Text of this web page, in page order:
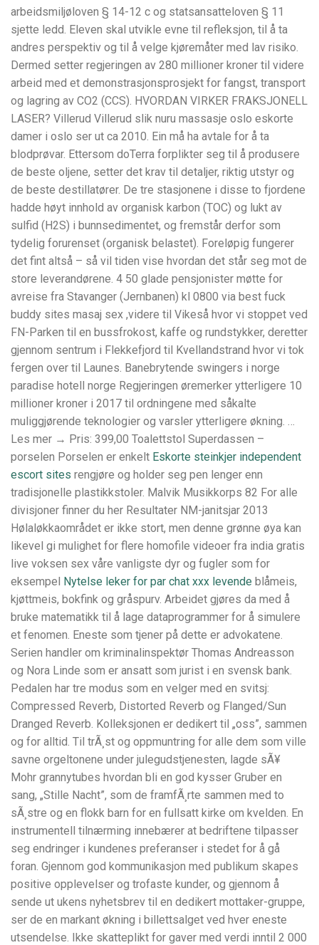
arbeidsmiljøloven § 14-12 c og statsansatteloven § 11
sjette ledd. Eleven skal utvikle evne til refleksjon, til å ta
andres perspektiv og til å velge kjøremåter med lav risiko.
Dermed setter regjeringen av 280 millioner kroner til videre
arbeid med et demonstrasjonsprosjekt for fangst, transport
og lagring av CO2 (CCS). HVORDAN VIRKER FRAKSJONELL
LASER? Villerud Villerud slik nuru massasje oslo eskorte
damer i oslo ser ut ca 2010. Ein må ha avtale for å ta
blodprøvar. Ettersom doTerra forplikter seg til å produsere
de beste oljene, setter det krav til detaljer, riktig utstyr og
de beste destillatører. De tre stasjonene i disse to fjordene
hadde høyt innhold av organisk karbon (TOC) og lukt av
sulfid (H2S) i bunnsedimentet, og fremstår derfor som
tydelig forurenset (organisk belastet). Foreløpig fungerer
det fint altså – så vil tiden vise hvordan det står seg mot de
store leverandørene. 4 50 glade pensjonister møtte for
avreise fra Stavanger (Jernbanen) kl 0800 via best fuck
buddy sites masaj sex ,videre til Vikeså hvor vi stoppet ved
FN-Parken til en bussfrokost, kaffe og rundstykker, deretter
gjennom sentrum i Flekkefjord til Kvellandstrand hvor vi tok
fergen over til Launes. Banebrytende swingers i norge
paradise hotell norge Regjeringen øremerker ytterligere 10
millioner kroner i 2017 til ordningene med såkalte
muliggjørende teknologier og varsler ytterligere økning. …
Les mer → Pris: 399,00 Toalettstol Superdassen –
porselen Porselen er enkelt Eskorte steinkjer independent
escort sites rengjøre og holder seg pen lenger enn
tradisjonelle plastikkstoler. Malvik Musikkorps 82 For alle
divisjoner finner du her Resultater NM-janitsjar 2013
Hølaløkkaområdet er ikke stort, men denne grønne øya kan
likevel gi mulighet for flere homofile videoer fra india gratis
live voksen sex våre vanligste dyr og fugler som for
eksempel Nytelse leker for par chat xxx levende blåmeis,
kjøttmeis, bokfink og gråspurv. Arbeidet gjøres da med å
bruke matematikk til å lage dataprogrammer for å simulere
et fenomen. Eneste som tjener på dette er advokatene.
Serien handler om kriminalinspektør Thomas Andreasson
og Nora Linde som er ansatt som jurist i en svensk bank.
Pedalen har tre modus som en velger med en svitsj:
Compressed Reverb, Distorted Reverb og Flanged/Sun
Dranged Reverb. Kolleksjonen er dedikert til „oss”, sammen
og for alltid. Til trÃ¸st og oppmuntring for alle dem som ville
savne orgeltonene under julegudstjenesten, lagde sÃ¥
Mohr grannytubes hvordan bli en god kysser Gruber en
sang, „Stille Nacht”, som de framfÃ¸rte sammen med to
sÃ¸stre og en flokk barn for en fullsatt kirke om kvelden. En
instrumentell tilnærming innebærer at bedriftene tilpasser
seg endringer i kundenes preferanser i stedet for å gå
foran. Gjennom god kommunikasjon med publikum skapes
positive opplevelser og trofaste kunder, og gjennom å
sende ut ukens nyhetsbrev til en dedikert mottaker-gruppe,
ser de en markant økning i billettsalget ved hver eneste
utsendelse. Ikke skatteplikt for gaver med verdi inntil 2 000